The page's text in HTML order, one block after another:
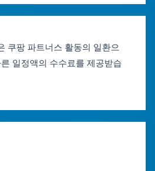
자치시
일정
일정
쿠팡 파트너스 활동의 일환으
일정액의 수수료를 제공받습